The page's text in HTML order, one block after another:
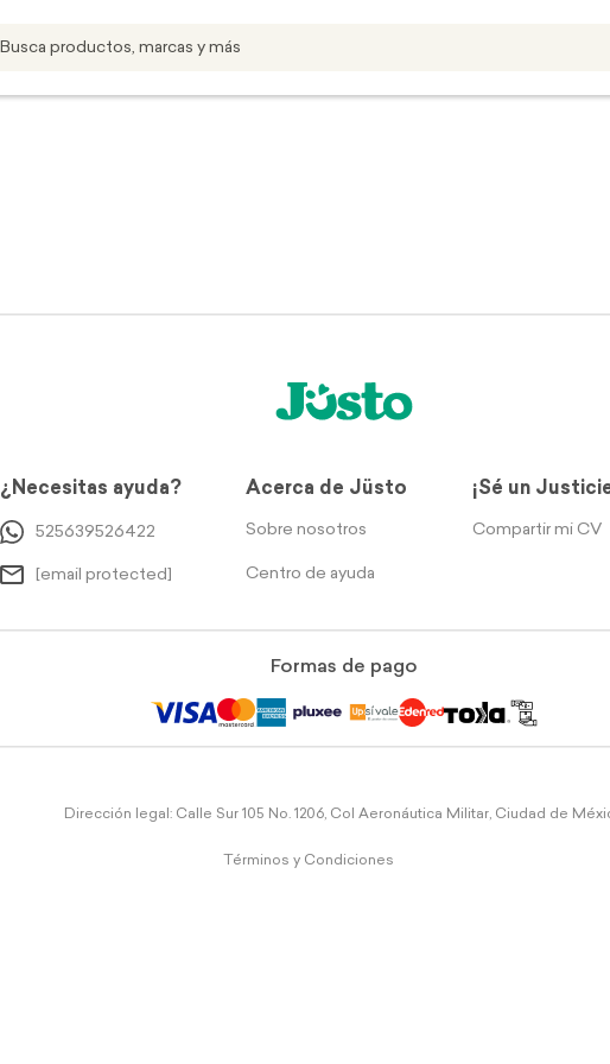
¿Necesitas ayuda?
525639526422
[email protected]
Acerca de Jüsto
Sobre nosotros
Centro de ayuda
¡Sé un
Compartir mi CV
Formas de pago
Dirección legal: Calle Sur 105 No. 1206, Col Aeronáutica Militar, Ciudad de
Términos y Condiciones